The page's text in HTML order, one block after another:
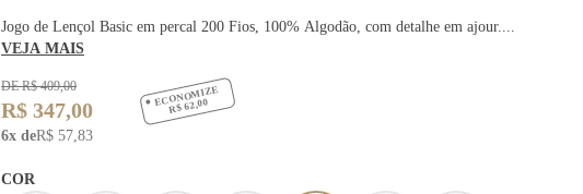
Jogo de Lençol Basic em percal 200 Fios, 100% Algodão, com detalhe em ajour....
VEJA MAIS
DE R$ 409,00
R$ 347,00
6x deR$ 57,83
ECONOMIZE
R$ 62,00
COR